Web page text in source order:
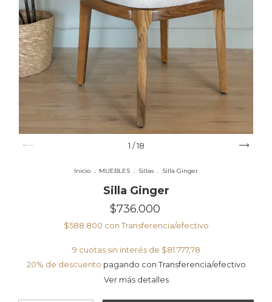
1 /18
Inicio . MUEBLES . Sillas . Silla Ginger
Silla Ginger
$736.000
$588.800 con Transferencia/efectivo
9 cuotas sin interés de $81.777,78
20% de descuento pagando con Transferencia/efectivo
Ver más detalles